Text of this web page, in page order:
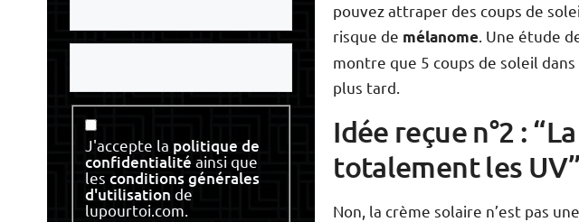
Votre
Consentement
J'accepte la politique de
confidentialité ainsi que
les conditions générales
d'utilisation de
lupourtoi.com.
pouvez attraper des coups de
risque de mélanome. Une étude
montre que 5 coups de soleil
plus tard.
Idée reçue n°2 :
totalement les UV”
Non, la crème solaire n’est pas